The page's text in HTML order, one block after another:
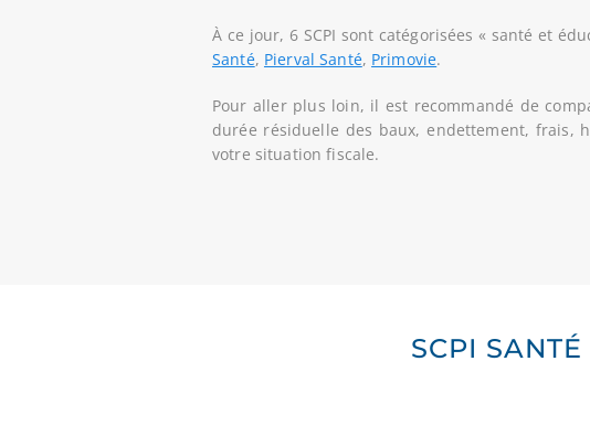
À ce jour, 6 SCPI sont catégorisées « santé et
Santé, Pierval Santé, Primovie.
Pour aller plus loin, il est recommandé de
durée résiduelle des baux, endettement, frais,
votre situation fiscale.
SCPI